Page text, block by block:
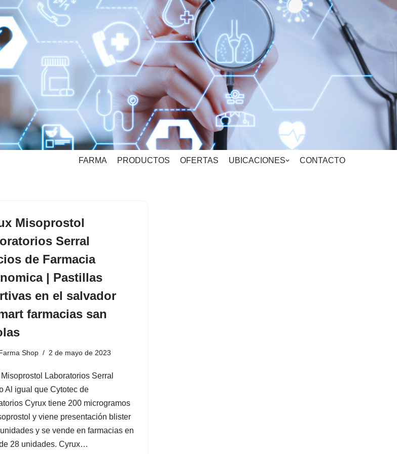
FARMA PRODUCTOS OFERTAS UBICACIONES CONTACTO
Misoprostol
Serral
de Farmacia
| Pastillas
en el salvador
farmacias san
Shop 2 de mayo de 2023
Laboratorios Serral
Al igual que Cytotec de
Cyrux tiene 200 microgramos
y viene presentación blister
y se vende en farmacias en
28 unidades. Cyrux…